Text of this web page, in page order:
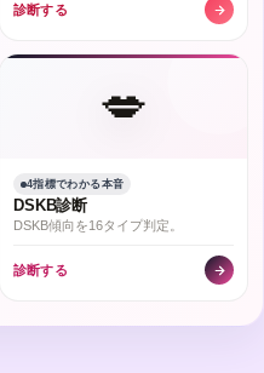
診断する
💋
4指標でわかる本音
DSKB診断
DSKB傾向を16タイプ判定。
診断する